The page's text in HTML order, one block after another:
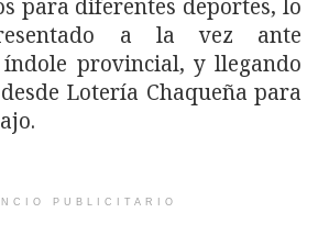
para diferentes deportes, lo
a la vez ante
provincial, y llegando
Lotería Chaqueña para
PUBLICITARIO